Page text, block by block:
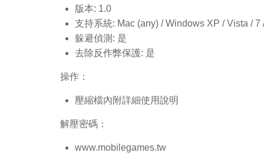
版本: 1.0
支持系統: Mac (any) / Windows XP / Vista / 7
躲避偵測: 是
去除反作弊保護: 是
操作：
壓縮檔內附詳細使用說明
解壓密碼：
www.mobilegames.tw